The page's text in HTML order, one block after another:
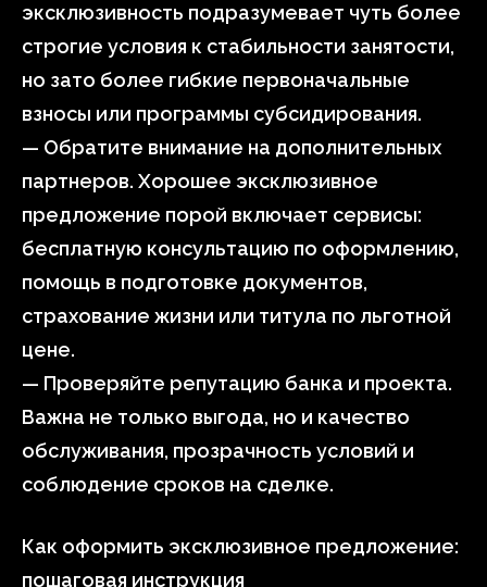
эксклюзивность подразумевает чуть более
строгие условия к стабильности занятости,
но зато более гибкие первоначальные
взносы или программы субсидирования.
— Обратите внимание на дополнительных
партнеров. Хорошее эксклюзивное
предложение порой включает сервисы:
бесплатную консультацию по оформлению,
помощь в подготовке документов,
страхование жизни или титула по льготной
цене.
— Проверяйте репутацию банка и проекта.
Важна не только выгода, но и качество
обслуживания, прозрачность условий и
соблюдение сроков на сделке.
Как оформить эксклюзивное предложение:
пошаговая инструкция